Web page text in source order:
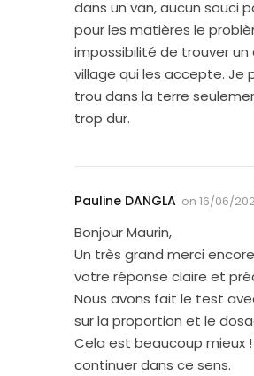
dans un van, aucun souci
pour les matières le
impossibilité de trouver
village qui les accepte. Je
trou dans la terre
trop dur.
Pauline DANGLA on 16/06/
Bonjour Maurin,
Un très grand merci
votre réponse claire et
Nous avons fait le test
sur la proportion et le
Cela est beaucoup mieux !
continuer dans ce sens.